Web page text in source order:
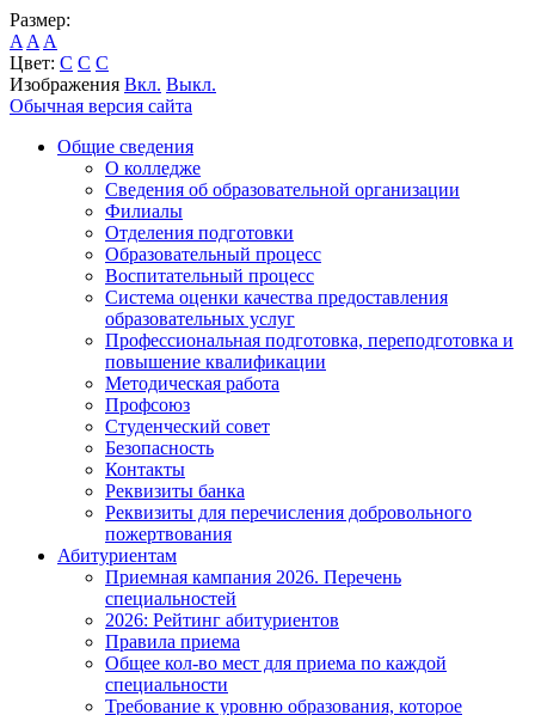
Размер:
A A A
Цвет: C C C
Изображения Вкл. Выкл.
Обычная версия сайта
Общие сведения
О колледже
Сведения об образовательной организации
Филиалы
Отделения подготовки
Образовательный процесс
Воспитательный процесс
Система оценки качества предоставления
образовательных услуг
Профессиональная подготовка, переподготовка и
повышение квалификации
Методическая работа
Профсоюз
Студенческий совет
Безопасность
Контакты
Реквизиты банка
Реквизиты для перечисления добровольного
пожертвования
Абитуриентам
Приемная кампания 2026. Перечень
специальностей
2026: Рейтинг абитуриентов
Правила приема
Общее кол-во мест для приема по каждой
специальности
Требование к уровню образования, которое